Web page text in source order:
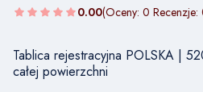
0.00(Oceny: 0 Recenzje:
Tablica rejestracyjna POLSKA |
całej powierzchni